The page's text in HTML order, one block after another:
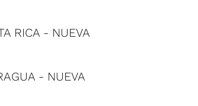
RICA - NUEVA
- NUEVA